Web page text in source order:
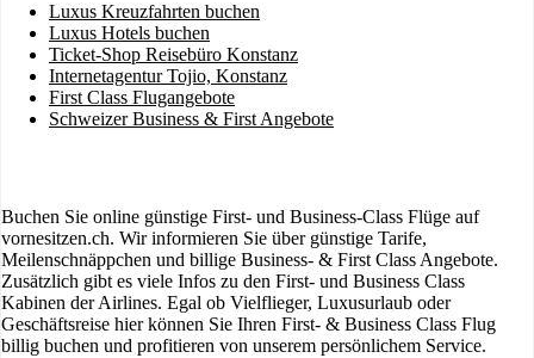
Luxus Kreuzfahrten buchen
Luxus Hotels buchen
Ticket-Shop Reisebüro Konstanz
Internetagentur Tojio, Konstanz
First Class Flugangebote
Schweizer Business & First Angebote
Buchen Sie online günstige First- und Business-Class Flüge auf
vornesitzen.ch. Wir informieren Sie über günstige Tarife,
Meilenschnäppchen und billige Business- & First Class Angebote.
Zusätzlich gibt es viele Infos zu den First- und Business Class
Kabinen der Airlines. Egal ob Vielflieger, Luxusurlaub oder
Geschäftsreise hier können Sie Ihren First- & Business Class Flug
billig buchen und profitieren von unserem persönlichem Service.